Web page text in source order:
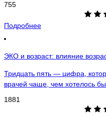
755
Подробнее
ЭКО и возраст: влияние
Тридцать пять — цифра,
врачей чаще, чем хотелось
1881